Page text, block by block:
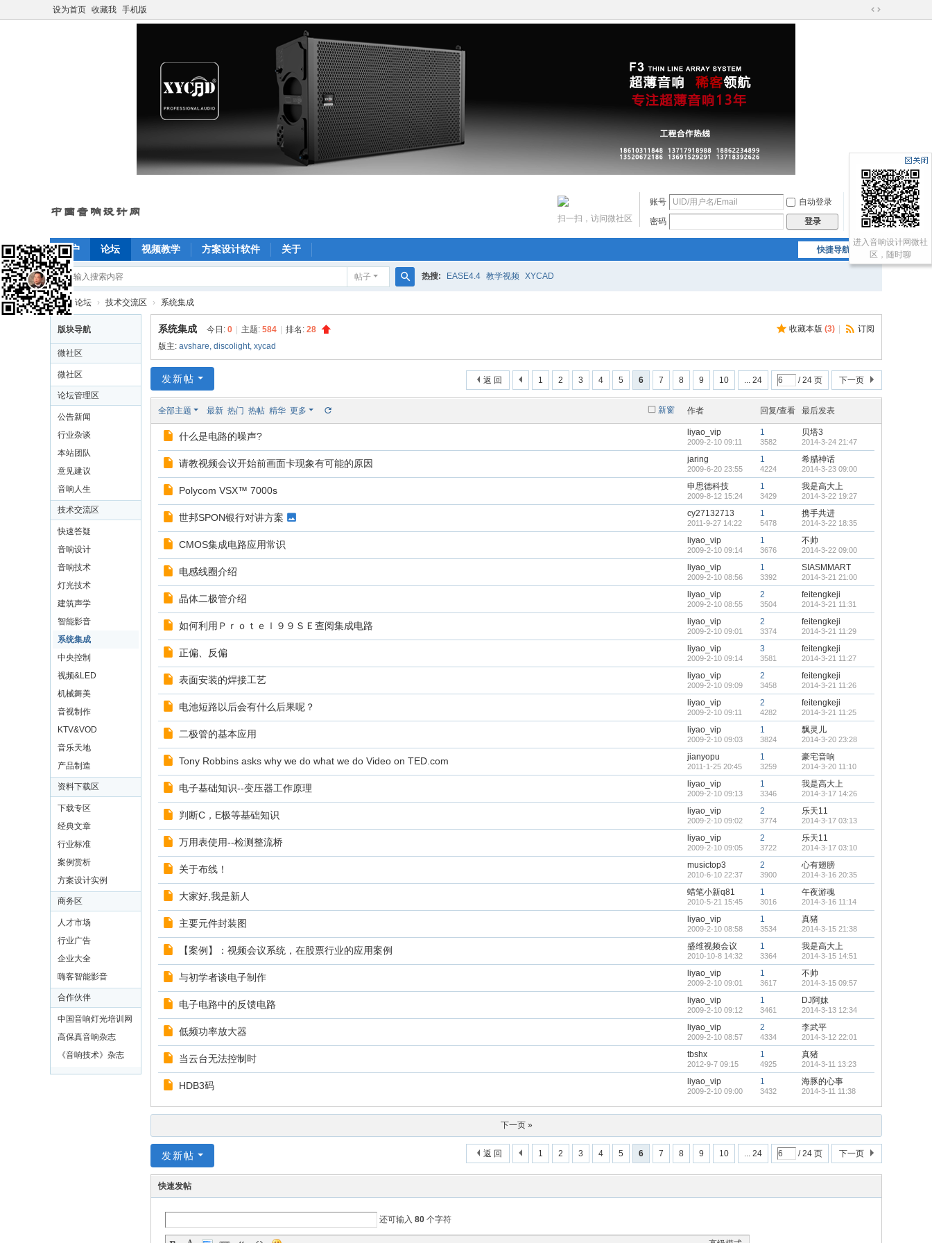
设为首页 收藏我 手机版
切
账号 自动登录
找回密码
密码
登录 注册
扫一扫，访问微社区
快捷导航
门户 论坛 视频教学 方案设计软件 关于
帖子
索
热搜: EASE4.4 教学视频 XYCAD
Y
C
D
中
响
设
计
网
» 论坛 › 技术交流区 › 系统集成
版块导航
微社区
微社区
论坛管理区
公告新闻
行业杂谈
本站团队
意见建议
音响人生
技术交流区
快速答疑
音响设计
音响技术
灯光技术
建筑声学
智能影音
系统集成
中央控制
视频&LED
机械舞美
音视制作
KTV&VOD
音乐天地
产品制造
资料下载区
下载专区
经典文章
行业标准
案例赏析
方案设计实例
商务区
人才市场
行业广告
企业大全
嗨客智能影音
合作伙伴
中国音响灯光培训网
高保真音响杂志
《音响技术》杂志
收藏本版 (3) 订阅
系统集成 今日: 0 主题: 584 排名: 28
版主: avshare, discolight, xycad
1 2 3 4 5 6 7 8 9 10 ... 24 / 24 页 下一页
返 回
发新帖
新窗
全部主题 最新 热门 热帖 精华 更多 作者 回复/查看 最后发表
什么是电路的噪声? liyao_vip
2009-2-10 09:11
1
3582
贝塔3
2014-3-24 21:47
请教视频会议开始前画面卡现象有可能的原因 jaring
2009-6-20 23:55
1
4224
希腊神话
2014-3-23 09:00
Polycom VSX™ 7000s 申思德科技
2009-8-12 15:24
1
3429
我是高大上
2014-3-22 19:27
世邦SPON银行对讲方案 cy27132713
2011-9-27 14:22
1
5478
携手共进
2014-3-22 18:35
CMOS集成电路应用常识 liyao_vip
2009-2-10 09:14
1
3676
不帅
2014-3-22 09:00
电感线圈介绍 liyao_vip
2009-2-10 08:56
1
3392
SIASMMART
2014-3-21 21:00
晶体二极管介绍 liyao_vip
2009-2-10 08:55
2
3504
feitengkeji
2014-3-21 11:31
如何利用Ｐｒｏｔｅｌ９９ＳＥ查阅集成电路 liyao_vip
2009-2-10 09:01
2
3374
feitengkeji
2014-3-21 11:29
正偏、反偏 liyao_vip
2009-2-10 09:14
3
3581
feitengkeji
2014-3-21 11:27
表面安装的焊接工艺 liyao_vip
2009-2-10 09:09
2
3458
feitengkeji
2014-3-21 11:26
电池短路以后会有什么后果呢？ liyao_vip
2009-2-10 09:11
2
4282
feitengkeji
2014-3-21 11:25
二极管的基本应用 liyao_vip
2009-2-10 09:03
1
3824
飘灵儿
2014-3-20 23:28
Tony Robbins asks why we do what we do Video on TED.com jianyopu
2011-1-25 20:45
1
3259
豪宅音响
2014-3-20 11:10
电子基础知识--变压器工作原理 liyao_vip
2009-2-10 09:13
1
3346
我是高大上
2014-3-17 14:26
判断C，E极等基础知识 liyao_vip
2009-2-10 09:02
2
3774
乐天11
2014-3-17 03:13
万用表使用--检测整流桥 liyao_vip
2009-2-10 09:05
2
3722
乐天11
2014-3-17 03:10
关于布线！ musictop3
2010-6-10 22:37
2
3900
心有翅膀
2014-3-16 20:35
大家好,我是新人 蜡笔小新q81
2010-5-21 15:45
1
3016
午夜游魂
2014-3-16 11:14
主要元件封装图 liyao_vip
2009-2-10 08:58
1
3534
真猪
2014-3-15 21:38
【案例】：视频会议系统，在股票行业的应用案例 盛维视频会议
2010-10-8 14:32
1
3364
我是高大上
2014-3-15 14:51
与初学者谈电子制作 liyao_vip
2009-2-10 09:01
1
3617
不帅
2014-3-15 09:57
电子电路中的反馈电路 liyao_vip
2009-2-10 09:12
1
3461
DJ阿妹
2014-3-13 12:34
低频功率放大器 liyao_vip
2009-2-10 08:57
2
4334
李武平
2014-3-12 22:01
当云台无法控制时 tbshx
2012-9-7 09:15
1
4925
真猪
2014-3-11 13:23
HDB3码 liyao_vip
2009-2-10 09:00
1
3432
海豚的心事
2014-3-11 11:38
下一页 »
1 2 3 4 5 6 7 8 9 10 ... 24 / 24 页 下一页
返 回
发新帖
快速发帖
还可输入 80 个字符
进入音响设计网微社
区，随时聊